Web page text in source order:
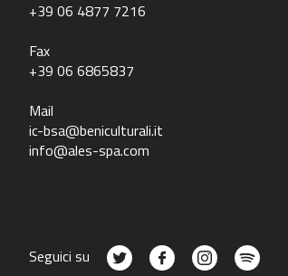
+39 06 4877 7216
Fax
+39 06 6865837
Mail
ic-bsa@beniculturali.it
info@ales-spa.com
Seguici su